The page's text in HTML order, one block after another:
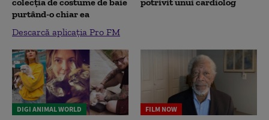
purtând-o chiar ea
Descarcă aplicația Pro FM
DIGI ANIMAL WORLD FILM NOW